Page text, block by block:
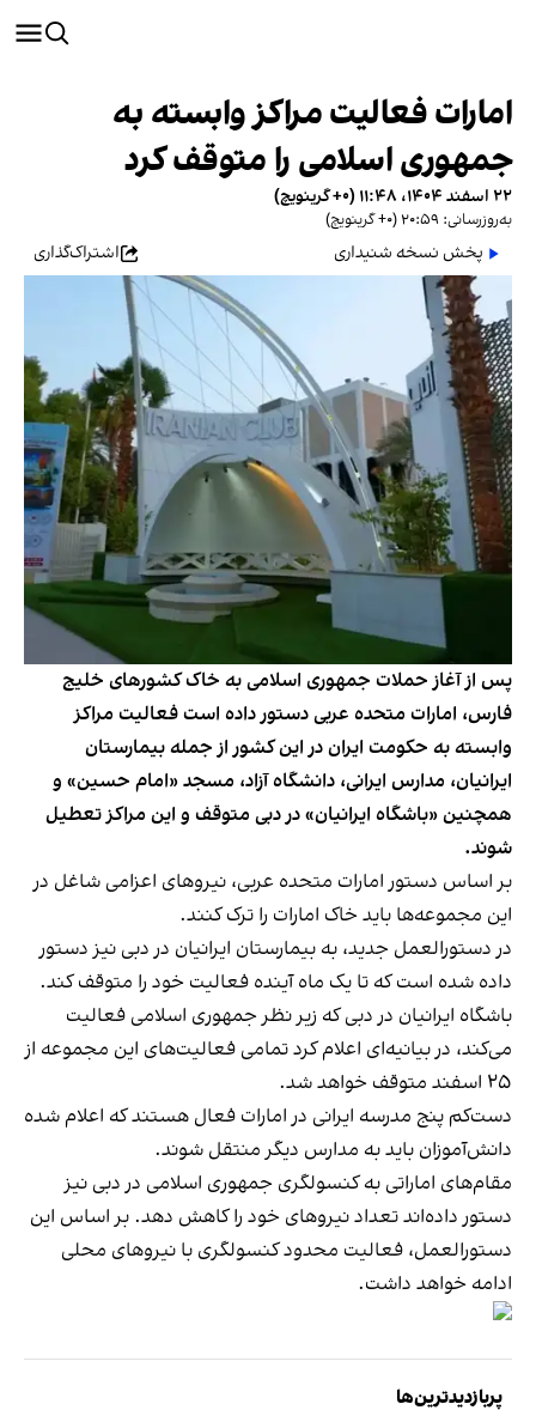
امارات فعالیت مراکز وابسته به
جمهوری اسلامی را متوقف کرد
۲۲ اسفند ۱۴۰۴، ۱۱:۴۸ (‎+۰ گرینویچ)
به‌روزرسانی: ۲۰:۵۹ (‎+۰ گرینویچ)
پخش نسخه شنیداری اشتراک‌گذاری
پس از آغاز حملات جمهوری اسلامی به خاک کشورهای خلیج
فارس، امارات متحده عربی دستور داده است فعالیت مراکز
وابسته به حکومت ایران در این کشور از جمله بیمارستان
ایرانیان، مدارس ایرانی، دانشگاه آزاد، مسجد «امام حسین» و
همچنین «باشگاه ایرانیان» در دبی متوقف و این مراکز تعطیل
شوند.
بر اساس دستور امارات متحده عربی، نیروهای اعزامی شاغل در
این مجموعه‌ها باید خاک امارات را ترک کنند.
در دستورالعمل جدید، به بیمارستان ایرانیان در دبی نیز دستور
داده شده است که تا یک ماه آینده فعالیت خود را متوقف کند.
باشگاه ایرانیان در دبی که زیر نظر جمهوری اسلامی فعالیت
می‌کند، در بیانیه‌ای اعلام کرد تمامی فعالیت‌های این مجموعه از
۲۵ اسفند متوقف خواهد شد.
دست‌کم پنج مدرسه ایرانی در امارات فعال هستند که اعلام شده
دانش‌آموزان باید به مدارس دیگر منتقل شوند.
مقام‌های اماراتی به کنسولگری جمهوری اسلامی در دبی نیز
دستور داده‌اند تعداد نیروهای خود را کاهش دهد. بر اساس این
دستورالعمل، فعالیت محدود کنسولگری با نیروهای محلی
ادامه خواهد داشت.
پربازدیدترین‌ها